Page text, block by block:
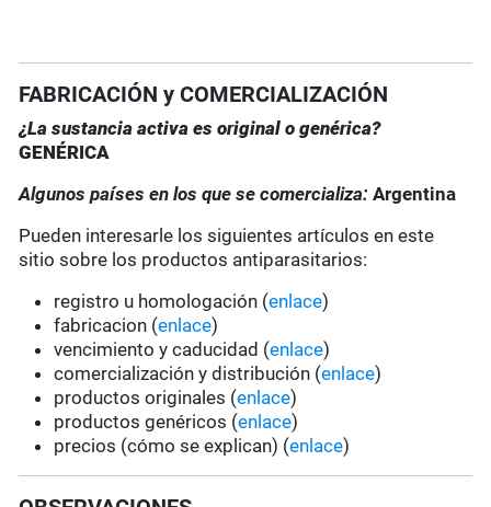
FABRICACIÓN y COMERCIALIZACIÓN
¿La sustancia activa es original o genérica?
GENÉRICA
Algunos países en los que se comercializa:Argentina
Pueden interesarle los siguientes artículos en este
sitio sobre los productos antiparasitarios:
registro u homologación (enlace)
fabricacion (enlace)
vencimiento y caducidad (enlace)
comercialización y distribución (enlace)
productos originales (enlace)
productos genéricos (enlace)
precios (cómo se explican) (enlace)